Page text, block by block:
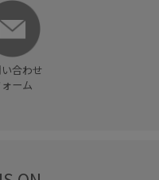
合わせ
ォーム